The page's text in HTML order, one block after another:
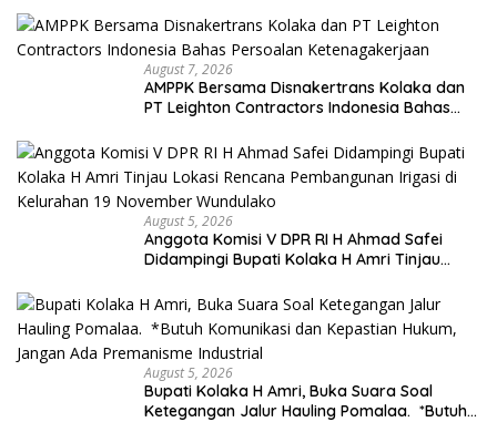
August 7, 2026
AMPPK Bersama Disnakertrans Kolaka dan
PT Leighton Contractors Indonesia Bahas
August 5, 2026
Anggota Komisi V DPR RI H Ahmad Safei
Didampingi Bupati Kolaka H Amri Tinjau
Kelurahan 19 November Wundulako
August 5, 2026
Bupati Kolaka H Amri, Buka Suara Soal
Ketegangan Jalur Hauling Pomalaa. *Butuh